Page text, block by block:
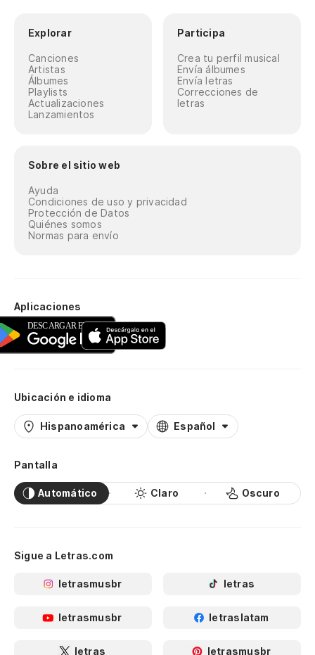
Explorar
Canciones
Artistas
Álbumes
Playlists
Actualizaciones
Lanzamientos
Participa
Crea tu perfil musical
Envía álbumes
Envía letras
Correcciones de
letras
Sobre el sitio web
Ayuda
Condiciones de uso y privacidad
Protección de Datos
Quiénes somos
Normas para envío
Aplicaciones
Ubicación e idioma
Hispanoamérica Español
Pantalla
Automático Claro Oscuro
Sigue a Letras.com
letrasmusbr letras
letrasmusbr letraslatam
letras letrasmusbr